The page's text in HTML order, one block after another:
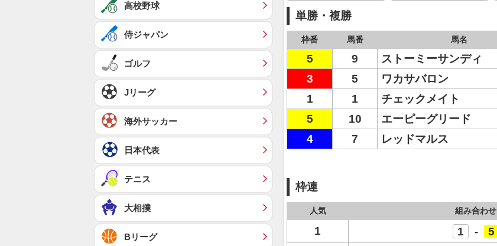
単勝・複勝
枠番 馬番 馬名
5 9 ストーミーサンディ
3
5 ワカサバロン
1
1 チェックメイト
5
10 エーピーグリード
4
7 レッドマルス
枠連
人気 組み合わせ
1 1 - 5
高校野球
侍ジャパン
ゴルフ
Jリーグ
海外サッカー
日本代表
テニス
大相撲
Bリーグ